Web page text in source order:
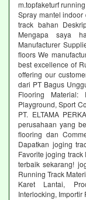
m.topfaketurf
Spray mantel
track bahan
Mengapa saya
Manufacturer
floors We
best excellence of
offering our
dari PT Bagus
Flooring Material:
Playground, Sport
PT. ELTAMA
perusahaan yang
flooring dan
Dapatkan joging
Favorite joging
terbaik sekarang!
Running Track
Karet Lantai,
Interlocking,